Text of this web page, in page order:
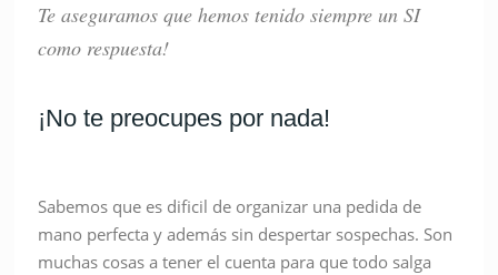
Te aseguramos que hemos tenido siempre un SI
como respuesta!
¡No te preocupes por nada!
Sabemos que es dificil de organizar una pedida de
mano perfecta y además sin despertar sospechas. Son
muchas cosas a tener el cuenta para que todo salga